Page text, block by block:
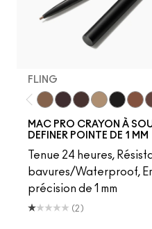
FLING
Genuine Aubergine
Omega
OnyxPenny
MAC PRO CRAYON À
DEFINER POINTE DE 1 MM
Tenue 24 heures,
bavures/Waterproof,
précision de 1 mm
(2)